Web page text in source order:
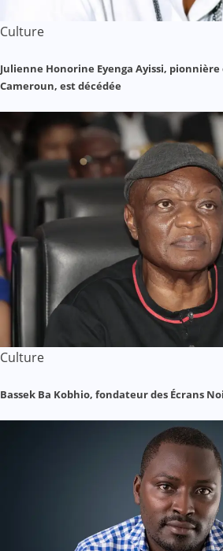
Culture
Julienne Honorine Eyenga Ayissi, pionnière
Cameroun, est décédée
Culture
Bassek Ba Kobhio, fondateur des Écrans